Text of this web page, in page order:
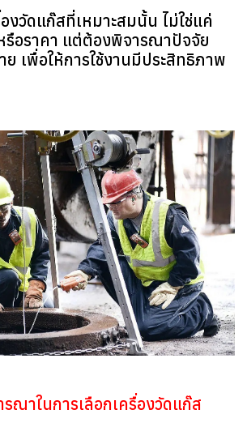
งวัดแก๊สที่เหมาะสมนั้น ไม่ใช่แค่
รือราคา แต่ต้องพิจารณาปัจจัย
เพื่อให้การใช้งานมีประสิทธิภาพ
ณาในการเลือกเครื่องวัดแก๊ส